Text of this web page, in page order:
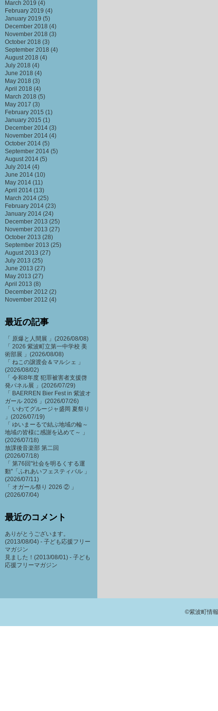
March 2019 (4)
February 2019 (4)
January 2019 (5)
December 2018 (4)
November 2018 (3)
October 2018 (3)
September 2018 (4)
August 2018 (4)
July 2018 (4)
June 2018 (4)
May 2018 (3)
April 2018 (4)
March 2018 (5)
May 2017 (3)
February 2015 (1)
January 2015 (1)
December 2014 (3)
November 2014 (4)
October 2014 (5)
September 2014 (5)
August 2014 (5)
July 2014 (4)
June 2014 (10)
May 2014 (11)
April 2014 (13)
March 2014 (25)
February 2014 (23)
January 2014 (24)
December 2013 (25)
November 2013 (27)
October 2013 (28)
September 2013 (25)
August 2013 (27)
July 2013 (25)
June 2013 (27)
May 2013 (27)
April 2013 (8)
December 2012 (2)
November 2012 (4)
最近の記事
「 原爆と人間展 」(2026/08/08)
「 2026 紫波町立第一中学校 美
術部展 」(2026/08/08)
「 ねこの譲渡会＆マルシェ 」
(2026/08/02)
「 令和8年度 犯罪被害者支援啓
発パネル展 」(2026/07/29)
「 BAERREN Bier Fest in 紫波オ
ガール 2026 」(2026/07/26)
「 いわてグルージャ盛岡 夏祭り
」(2026/07/19)
「 ゆいまーるで結ぶ地域の輪～
地域の皆様に感謝を込めて～ 」
(2026/07/18)
放課後音楽部 第二回
(2026/07/18)
「 第76回"社会を明るくする運
動"「ふれあいフェスティバル 」
(2026/07/11)
「 オガール祭り 2026 ② 」
(2026/07/04)
最近のコメント
ありがとうございます。
(2013/08/04) - 子ども応援フリー
マガジン
見ました！(2013/08/01) - 子ども
応援フリーマガジン
©紫波町情